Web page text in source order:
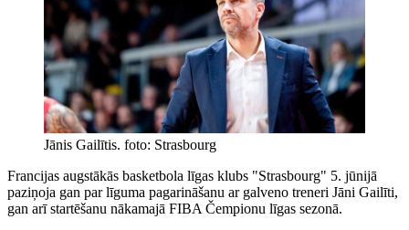
Jānis Gailītis. foto: Strasbourg
Francijas augstākās basketbola līgas klubs "Strasbourg" 5. jūnijā
paziņoja gan par līguma pagarināšanu ar galveno treneri Jāni Gailīti,
gan arī startēšanu nākamajā FIBA Čempionu līgas sezonā.